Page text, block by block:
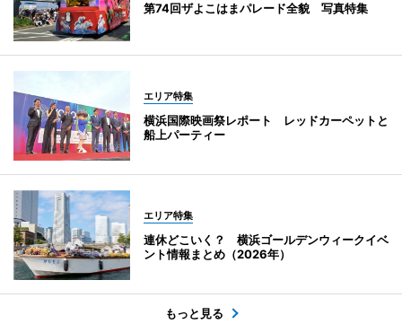
第74回ザよこはまパレード全貌 写真特集
エリア特集
横浜国際映画祭レポート レッドカーペットと
船上パーティー
エリア特集
連休どこいく？ 横浜ゴールデンウィークイベ
ント情報まとめ（2026年）
もっと見る